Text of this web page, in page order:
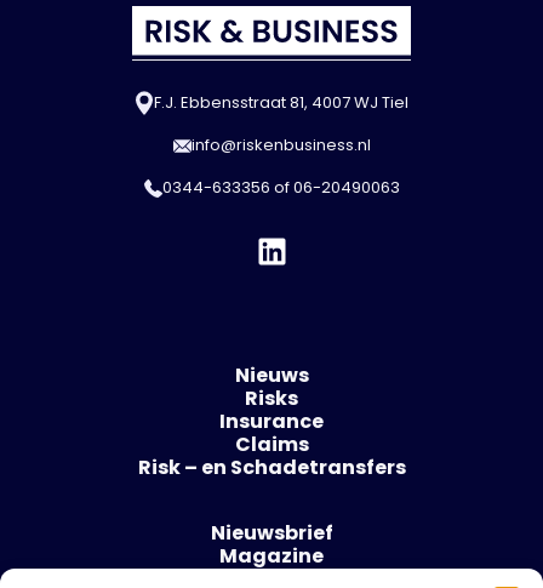
F.J. Ebbensstraat 81, 4007 WJ Tiel
info@riskenbusiness.nl
0344-633356 of06-20490063
Nieuws
Risks
Insurance
Claims
Risk – en Schadetransfers
Nieuwsbrief
Magazine